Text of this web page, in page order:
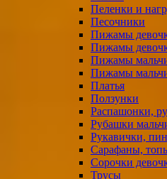
Пеленки и
Песочники
Пижамы
Пижамы
Пижамы
Пижамы
Платья
Ползунки
Распашонки,
Рубашки
Рукавички,
Сарафаны,
Сорочки
Трусы